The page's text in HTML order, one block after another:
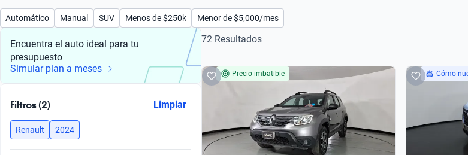
Busca por año
Busca por modelo
Automático Manual SUV Menos de $250k Menor de $5,000/mes
Encuentra el auto ideal para tu
presupuesto
Simular plan a meses
Filtros (2) Limpiar
Renault 2024
72 Resultados
Precio imbatible Cómo